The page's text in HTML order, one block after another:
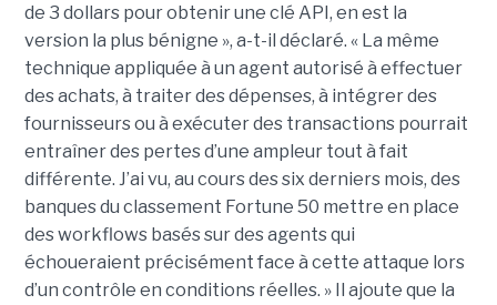
de 3 dollars pour obtenir une clé API, en est la
version la plus bénigne », a-t-il déclaré. « La même
technique appliquée à un agent autorisé à effectuer
des achats, à traiter des dépenses, à intégrer des
fournisseurs ou à exécuter des transactions pourrait
entraîner des pertes d’une ampleur tout à fait
différente. J’ai vu, au cours des six derniers mois, des
banques du classement Fortune 50 mettre en place
des workflows basés sur des agents qui
échoueraient précisément face à cette attaque lors
d’un contrôle en conditions réelles. » Il ajoute que la